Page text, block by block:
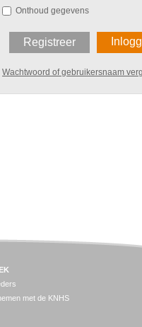
Onthoud gegevens
Registreer
Wachtwoord of gebruikersnaam
met de KNHS